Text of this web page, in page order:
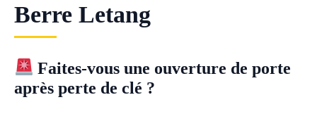
Berre Letang
Faites-vous une ouverture de porte
après perte de clé ?